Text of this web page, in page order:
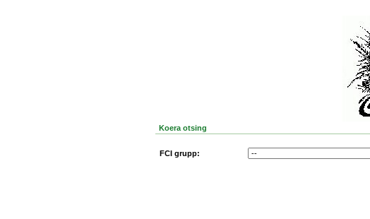
Koera otsing
FCI grupp: